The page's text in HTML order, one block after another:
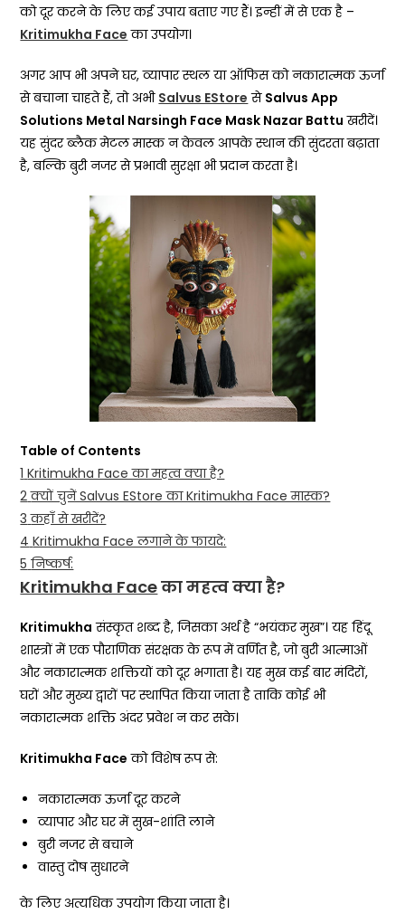
को दूर करने के लिए कई उपाय बताए गए हैं। इन्हीं में से एक है –
Kritimukha Face का उपयोग।
अगर आप भी अपने घर, व्यापार स्थल या ऑफिस को नकारात्मक ऊर्जा
से बचाना चाहते हैं, तो अभी Salvus EStore से Salvus App
Solutions Metal Narsingh Face Mask Nazar Battu खरीदें।
यह सुंदर ब्लैक मेटल मास्क न केवल आपके स्थान की सुंदरता बढ़ाता
है, बल्कि बुरी नजर से प्रभावी सुरक्षा भी प्रदान करता है।
Table of Contents
1 Kritimukha Face का महत्व क्या है?
2 क्यों चुनें Salvus EStore का Kritimukha Face मास्क?
3 कहाँ से खरीदें?
4 Kritimukha Face लगाने के फायदे:
5 निष्कर्ष:
Kritimukha Faceका महत्व क्या है?
Kritimukha संस्कृत शब्द है, जिसका अर्थ है “भयंकर मुख”। यह हिंदू
शास्त्रों में एक पौराणिक संरक्षक के रूप में वर्णित है, जो बुरी आत्माओं
और नकारात्मक शक्तियों को दूर भगाता है। यह मुख कई बार मंदिरों,
घरों और मुख्य द्वारों पर स्थापित किया जाता है ताकि कोई भी
नकारात्मक शक्ति अंदर प्रवेश न कर सके।
Kritimukha Face को विशेष रूप से:
नकारात्मक ऊर्जा दूर करने
व्यापार और घर में सुख-शांति लाने
बुरी नजर से बचाने
वास्तु दोष सुधारने
के लिए अत्यधिक उपयोग किया जाता है।